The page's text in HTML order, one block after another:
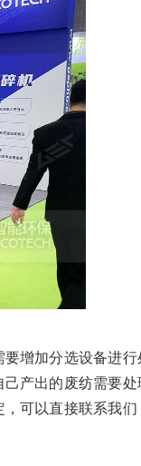
增加分选设备进
产出的废纺需要
可以直接联系我们